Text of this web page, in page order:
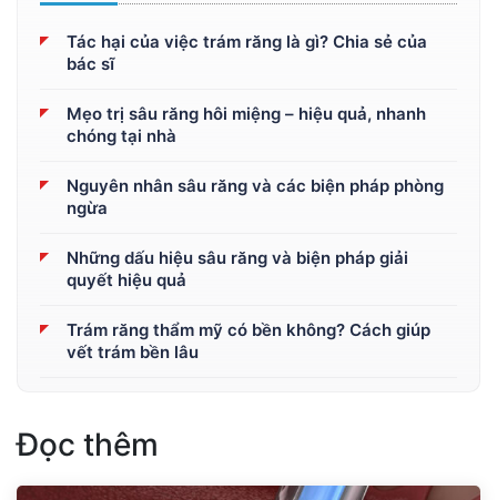
Tác hại của việc trám răng là gì? Chia sẻ của
bác sĩ
Mẹo trị sâu răng hôi miệng – hiệu quả, nhanh
chóng tại nhà
Nguyên nhân sâu răng và các biện pháp phòng
ngừa
Những dấu hiệu sâu răng và biện pháp giải
quyết hiệu quả
Trám răng thẩm mỹ có bền không? Cách giúp
vết trám bền lâu
Đọc thêm